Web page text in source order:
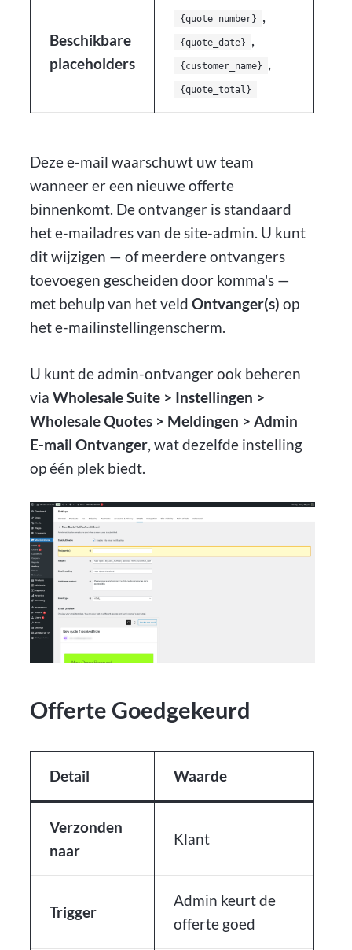
Beschikbare
placeholders
{quote_number} ,
{quote_date} ,
{customer_name} ,
{quote_total}
Deze e-mail waarschuwt uw team
wanneer er een nieuwe offerte
binnenkomt. De ontvanger is standaard
het e-mailadres van de site-admin. U kunt
dit wijzigen — of meerdere ontvangers
toevoegen gescheiden door komma's —
met behulp van het veldOntvanger(s) op
het e-mailinstellingenscherm.
U kunt de admin-ontvanger ook beheren
viaWholesale Suite > Instellingen >
Wholesale Quotes > Meldingen > Admin
E-mail Ontvanger , wat dezelfde instelling
op één plek biedt.
Offerte Goedgekeurd
Detail Waarde
Verzonden
naar
Klant
Trigger
Admin keurt de
offerte goed